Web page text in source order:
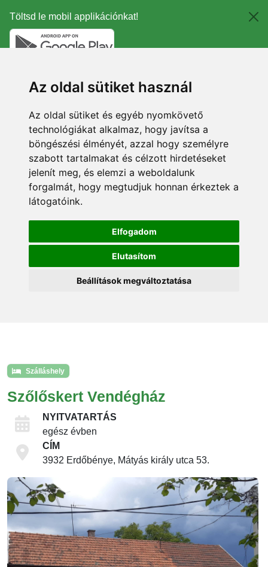
Töltsd le mobil applikációnkat!
Az oldal sütiket használ
Az oldal sütiket és egyéb nyomkövető
technológiákat alkalmaz, hogy javítsa a
böngészési élményét, azzal hogy személyre
szabott tartalmakat és célzott hirdetéseket
jelenít meg, és elemzi a weboldalunk
forgalmát, hogy megtudjuk honnan érkeztek a
látogatóink.
Elfogadom
Elutasítom
Beállítások megváltoztatása
Szálláshely
Szőlőskert Vendégház
NYITVATARTÁS
egész évben
CÍM
3932 Erdőbénye, Mátyás király utca 53.